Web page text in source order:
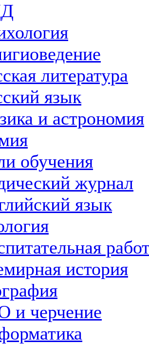
литература
язык
и астрономия
обучения
журнал
язык
история
и черчение